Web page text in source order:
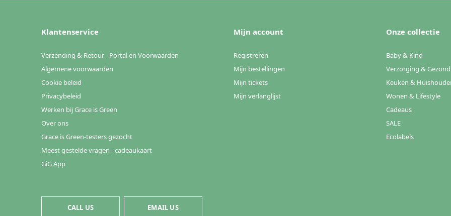
Klantenservice
Verzending & Retour - Portal en Voorwaarden
Algemene voorwaarden
Cookie beleid
Privacybeleid
Werken bij Grace is Green
Over ons
Grace is Green-testers gezocht
Meest gestelde vragen - cadeaukaart
GiG App
Mijn account
Registreren
Mijn bestellingen
Mijn tickets
Mijn verlanglijst
Onze collectie
Baby & Kind
Verzorging &
Keuken &
Wonen & Lifestyle
Cadeaus
SALE
Ecolabels
CALL US EMAIL US